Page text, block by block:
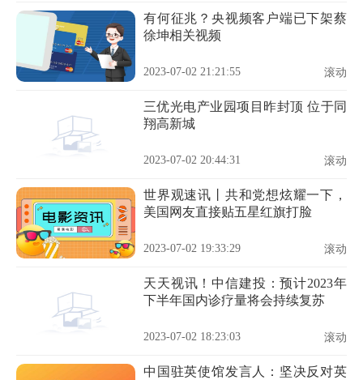
有何征兆？央视频客户端已下架蔡
徐坤相关视频
2023-07-02 21:21:55 滚动
三优光电产业园项目昨封顶 位于同
翔高新城
2023-07-02 20:44:31 滚动
世界观速讯丨共和党想炫耀一下，
美国网友直接贴五星红旗打脸
2023-07-02 19:33:29 滚动
天天视讯！中信建投：预计2023年
下半年国内诊疗量将会持续复苏
2023-07-02 18:23:03 滚动
中国驻英使馆发言人：坚决反对英